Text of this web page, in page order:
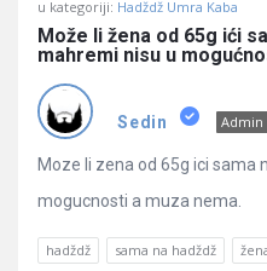
Latest
Pitanja
u kategoriji: Hadždž Umra Kaba
Može li žena od 65g ići
mahremi nisu u
Sedin Admin
Moze li zena od 65g ici sama
mogucnosti a muza nema.
hadždž sama na hadždž